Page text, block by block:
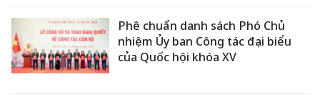
Phê chuẩn danh sách Phó Chủ
nhiệm Ủy ban Công tác đại biểu
của Quốc hội khóa XV